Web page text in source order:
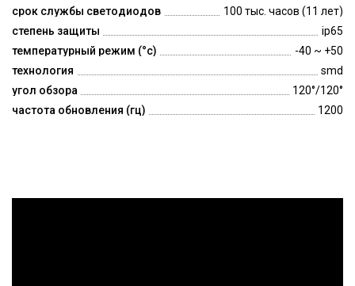
срок службы светодиодов
100 тыс. часов (11 лет)
степень защиты
ip65
температурный режим (°c)
-40 ~ +50
технология
smd
угол обзора
120°/120°
частота обновления (гц)
1200